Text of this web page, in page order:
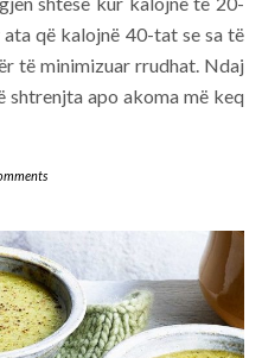
që kalojnë 40-tat se sa të
të minimizuar rrudhat. Ndaj
shtrenjta apo akoma më keq